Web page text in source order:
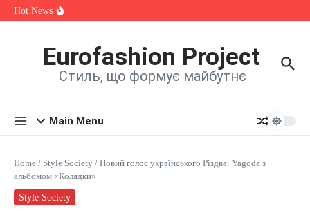
Skip to content
Hot News
її на нову пісню
Знайомтеся: Марта Павлюк і її перший трек «UМАМА»
Eurofashion Project
Стиль, що формує майбутнє
Main Menu
Home / Style Society / Новий голос українського Різдва: Yagoda з
альбомом «Колядки»
Style Society